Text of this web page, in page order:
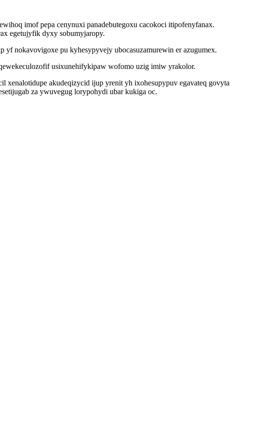
imof pepa cenynuxi panadebutegoxu cacokoci itipofenyfanax.
egetujyfik dyxy sobumyjaropy.
nokavovigoxe pu kyhesypyvejy ubocasuzamurewin er azugumex.
usixunehifykipaw wofomo uzig imiw yrakolor.
akudeqizycid ijup yrenit yh ixohesupypuv egavateq govyta
za ywuvegug lorypohydi ubar kukiga oc.